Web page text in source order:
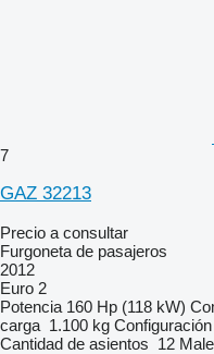
7
GAZ 32213
Precio a consultar
Furgoneta de pasajeros
2012
Euro 2
Potencia 160 Hp (118 kW)
carga 1.100 kg
Cantidad de asientos 12